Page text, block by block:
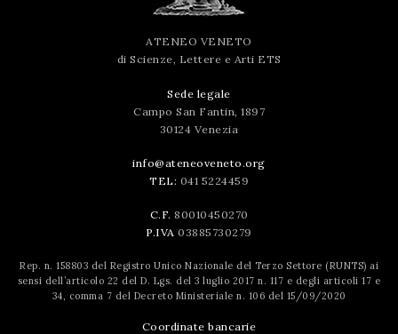
ATENEO VENETO
di Scienze, Lettere e Arti ETS
Sede legale
Campo San Fantin, 1897
30124 Venezia
info@ateneoveneto.org
TEL: 041 5224459
C.F. 80010450270
P.IVA 03885730279
Rep. n. 158803 del Registro Unico Nazionale del Terzo Settore (RUNTS) ai
sensi dell’articolo 22 del D. Lgs. del 3 luglio 2017 n. 117 e degli articoli 17 e
34, comma 7 del Decreto Ministeriale n. 106 del 15/09/2020
Coordinate bancarie